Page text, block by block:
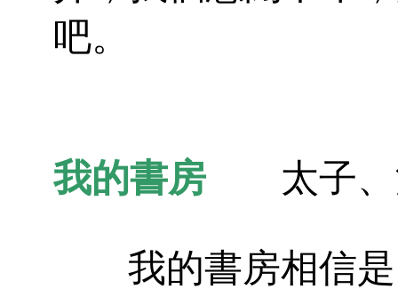
吧。
我的書房 太子、
我的書房相信是